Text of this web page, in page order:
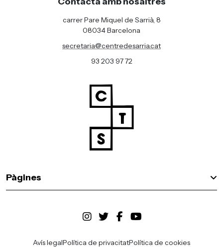
carrer Pare Miquel de Sarrià, 8
08034 Barcelona
secretaria@centredesarria.cat
93 203 97 72
Pàgines
Avís legalPolítica de privacitatPolítica de cookies